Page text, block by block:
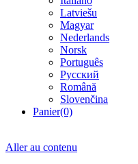
Latviešu
Magyar
Nederlands
Norsk
Português
Русский
Română
Slovenčina
Panier(0)
Aller au contenu